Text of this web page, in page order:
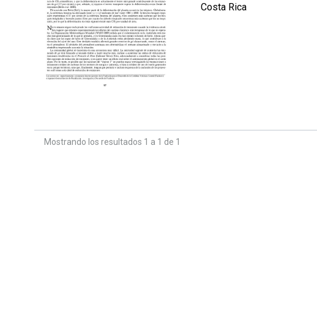
Costa Rica
Mostrando los resultados 1 a 1 de 1